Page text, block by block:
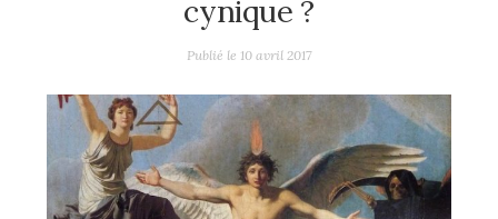
cynique ?
Publié le 10 avril 2017